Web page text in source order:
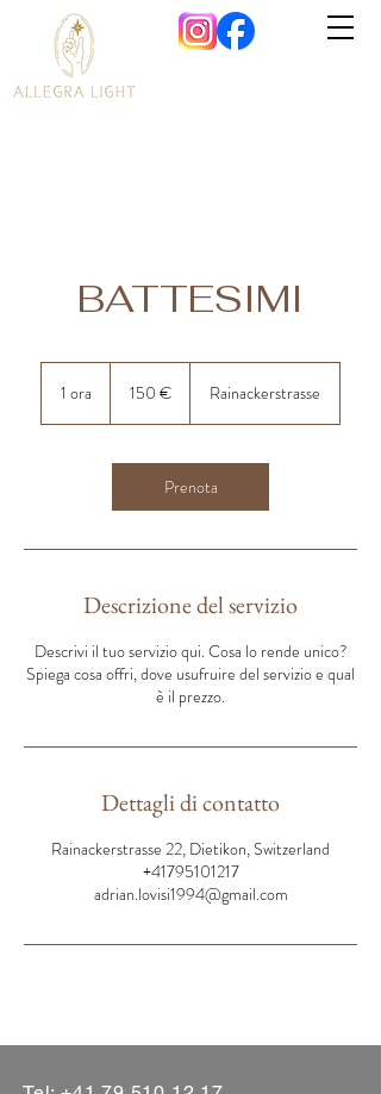
BATTESIMI
1 ora 150 € Rainackerstrasse
Prenota
Descrizione del servizio
Descrivi il tuo servizio qui. Cosa lo rende unico?
Spiega cosa offri, dove usufruire del servizio e qual
è il prezzo.
Dettagli di contatto
Rainackerstrasse 22, Dietikon, Switzerland
+41795101217
adrian.lovisi1994@gmail.com